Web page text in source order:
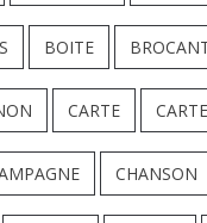
BOITE
CARTE
CHANSON